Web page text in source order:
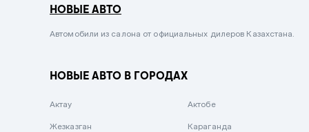
Сиреневый металлик
Вишневый
НОВЫЕ АВТО
Автомобили из салона от официальных дилеров Казахстана.
НОВЫЕ АВТО В ГОРОДАХ
Актау Актобе
Жезказган Караганда